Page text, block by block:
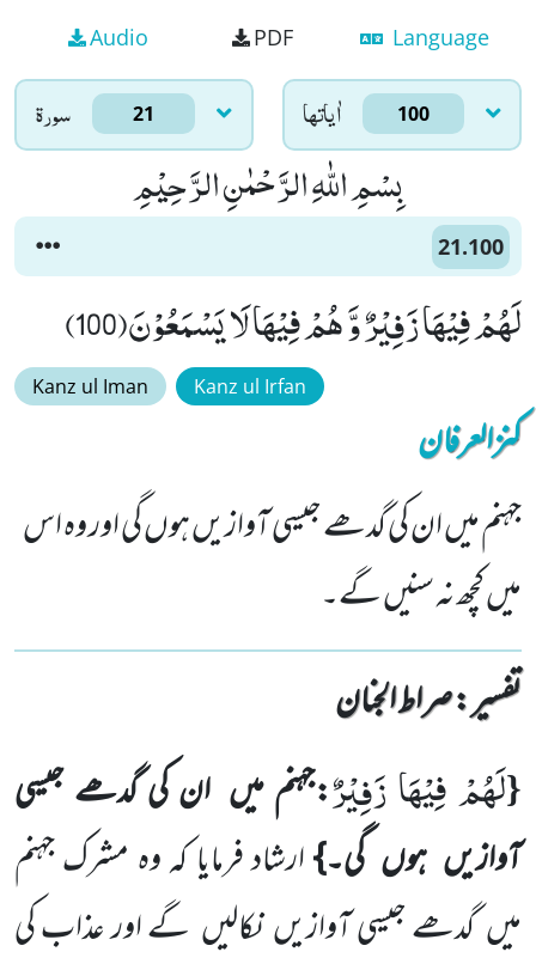
Audio PDF Language
سورۃ 21 اٰياتها 100
بِسْمِ اللّٰهِ الرَّحْمٰنِ الرَّحِیْمِ
21.100
لَهُمْ فِیْهَا زَفِیْرٌ وَّ هُمْ فِیْهَا لَا یَسْمَعُوْنَ(100)
Kanz ul Iman Kanz ul Irfan
کنزالعرفان
جہنم میں ان کی گدھے جیسی آوازیں ہوں گی اور وہ اس
میں کچھ نہ سنیں گے۔
تفسیر : ‎صراط الجنان
{لَهُمْ فِیْهَا زَفِیْرٌ:جہنم میں ان کی گدھے جیسی
آوازیں ہوں گی۔}ارشاد فرمایا کہ وہ مشرک جہنم
میںگدھے جیسی آوازیںنکالیں گے اور عذاب کی